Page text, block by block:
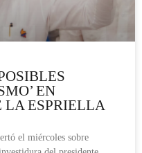
EN
LA ESPRIELLA
el miércoles sobre